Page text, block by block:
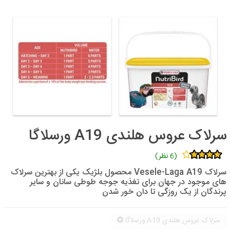
سرلاک عروس هلندی A19 ورسلاگا
(6 نظر)
سرلاک Vesele-Laga A19 محصول بلژیک یکی از بهترین سرلاک
های موجود در جهان برای تغذیه جوجه طوطی سانان و سایر
پرندگان از یک روزگی تا دان خور شدن
سرلاک عروس هلندی A19 ورسلاگا